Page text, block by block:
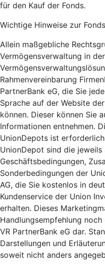
für den Kauf der Fonds.
Wichtige Hinweise zur
Allein maßgebliche
Vermögensverwaltung in
Rahmenvereinbarung
PartnerBank eG, die Sie
Sprache auf der Website
können. Dieser können Sie
Informationen entnehmen.
UnionDepots ist
UnionDepot sind die
Geschäftsbedingungen,
Sonderbedingungen der
AG, die Sie kostenlos in
Kundenservice der Union
erhalten. Dieses
Handlungsempfehlung
VR PartnerBank eG dar.
Darstellungen und
soweit nicht anders